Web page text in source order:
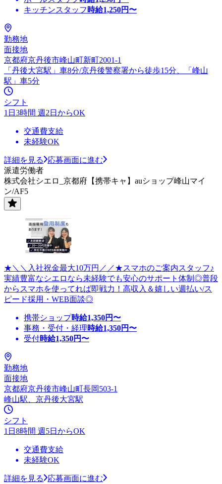
キッチンスタッフ 時給1,250円〜
勤務地
面接地
京都府京丹後市峰山町新町2001-1
「丹後大宮駅」車8分/京丹後警察署から徒歩15分、「峰山
駅」車5分
シフト
1日3時間 週2日からOK
交通費支給
未経験OK
詳細を見る
応募画面に進む
派遣労働者
株式会社シエロ_京都府【携帯キャ】auショップ峰山マイ
ン/AF5
★＼＼入社祝金最大10万円／／★スマホのご案内スタッフ♪
実績豊富なシエロなら未経験でも安心のサポート体制◎普段
からスマホを使ってれば即戦力！高収入＆嬉しい週払い/ス
ピード採用・WEB面談◎
携帯ショップ時給1,350円〜
事務・受付・経理時給1,350円〜
受付時給1,350円〜
勤務地
面接地
京都府京丹後市峰山町長岡503-1
峰山駅、京丹後大宮駅
シフト
1日8時間 週5日からOK
交通費支給
未経験OK
詳細を見る
応募画面に進む